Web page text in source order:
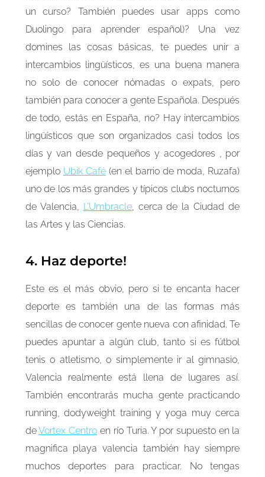
un curso? También puedes usar apps como
Duolingo para aprender español)? Una vez
domines las cosas básicas, te puedes unir a
intercambios lingüísticos, es una buena manera
no solo de conocer nómadas o expats, pero
también para conocer a gente Española. Después
de todo, estás en España, no? Hay intercambios
lingüísticos que son organizados casi todos los
días y van desde pequeños y acogedores , por
ejemplo Ubik Café(en el barrio de moda, Ruzafa)
uno de los más grandes y típicos clubs nocturnos
de Valencia, L’Umbracle, cerca de la Ciudad de
las Artes y las Ciencias.
4. Haz deporte!
Este es el más obvio, pero si te encanta hacer
deporte es también una de las formas más
sencillas de conocer gente nueva con afinidad. Te
puedes apuntar a algún club, tanto si es fútbol
tenis o atletismo, o simplemente ir al gimnasio,
Valencia realmente está llena de lugares así.
También encontrarás mucha gente practicando
running, dodyweight training y yoga muy cerca
deVortex Centro en río Turia. Y por supuesto en la
magnifica playa valencia también hay siempre
muchos deportes para practicar. No tengas